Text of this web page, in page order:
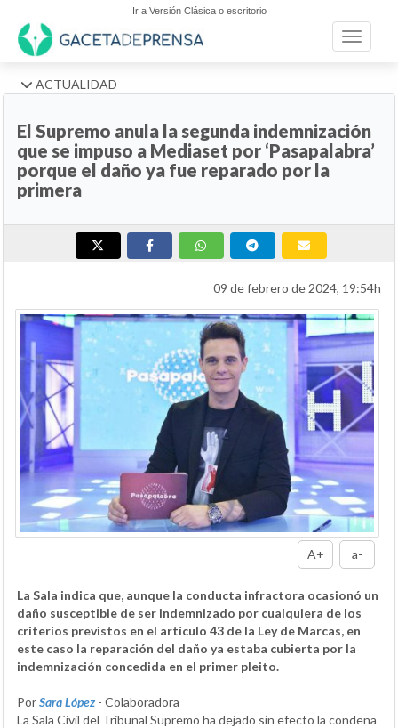
Ir a Versión Clásica o escritorio
Toggle
ACTUALIDAD
El Supremo anula la segunda indemnización
que se impuso a Mediaset por ‘Pasapalabra’
porque el daño ya fue reparado por la
primera
09 de febrero de 2024, 19:54h
A+ a-
La Sala indica que, aunque la conducta infractora ocasionó un
daño susceptible de ser indemnizado por cualquiera de los
criterios previstos en el artículo 43 de la Ley de Marcas, en
este caso la reparación del daño ya estaba cubierta por la
indemnización concedida en el primer pleito.
PorSara López - Colaboradora
La Sala Civil del Tribunal Supremo ha dejado sin efecto la condena